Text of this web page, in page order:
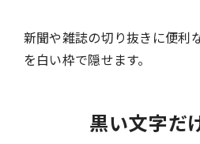
新聞や雑誌の切り抜きに便利
を白い枠で隠せます。
黒い文字だ